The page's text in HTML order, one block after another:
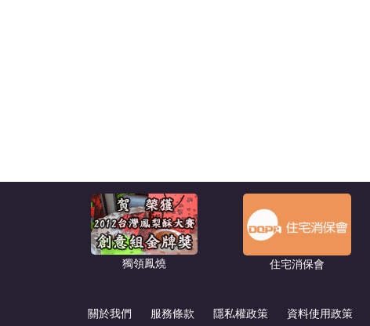
獨領鳳燒 住宅消保會
關於我們 服務條款 隱私權政策 資料使用政策